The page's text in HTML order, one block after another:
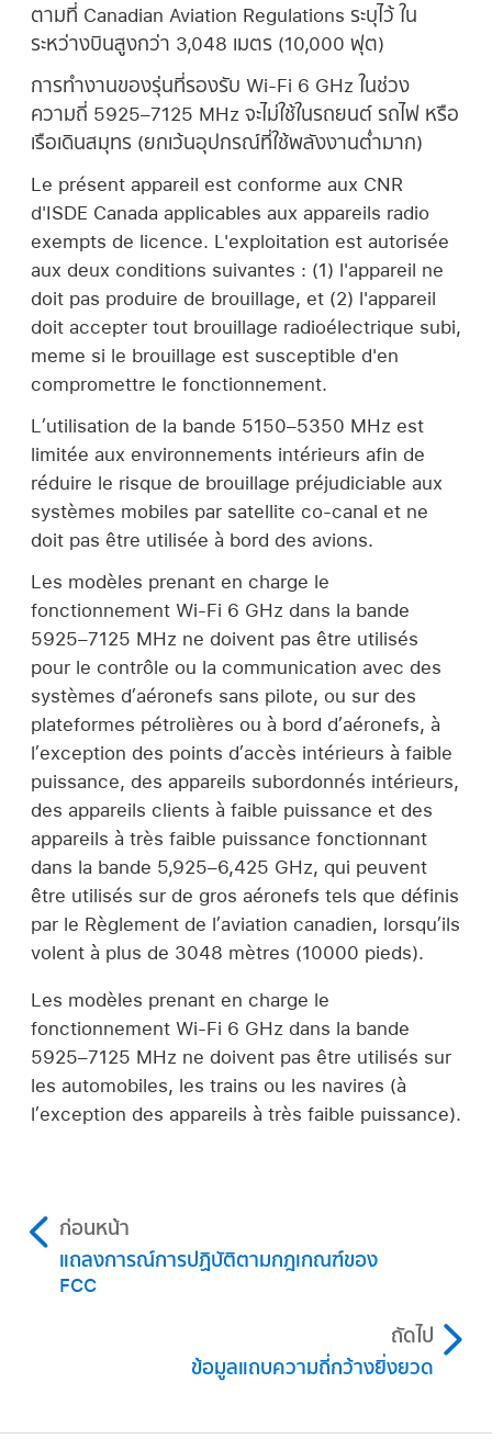
ตามที่ Canadian Aviation Regulations ระบุไว้ ใน
ระหว่างบินสูงกว่า 3,048 เมตร (10,000 ฟุต)
การทำงานของรุ่นที่รองรับ Wi-Fi 6 GHz ในช่วง
ความถี่ 5925–7125 MHz จะไม่ใช้ในรถยนต์ รถไฟ หรือ
เรือเดินสมุทร (ยกเว้นอุปกรณ์ที่ใช้พลังงานต่ำมาก)
Le présent appareil est conforme aux CNR
d'ISDE Canada applicables aux appareils radio
exempts de licence. L'exploitation est autorisée
aux deux conditions suivantes : (1) l'appareil ne
doit pas produire de brouillage, et (2) l'appareil
doit accepter tout brouillage radioélectrique subi,
meme si le brouillage est susceptible d'en
compromettre le fonctionnement.
L’utilisation de la bande 5150–5350 MHz est
limitée aux environnements intérieurs afin de
réduire le risque de brouillage préjudiciable aux
systèmes mobiles par satellite co-canal et ne
doit pas être utilisée à bord des avions.
Les modèles prenant en charge le
fonctionnement Wi-Fi 6 GHz dans la bande
5925–7125 MHz ne doivent pas être utilisés
pour le contrôle ou la communication avec des
systèmes d’aéronefs sans pilote, ou sur des
plateformes pétrolières ou à bord d’aéronefs, à
l’exception des points d’accès intérieurs à faible
puissance, des appareils subordonnés intérieurs,
des appareils clients à faible puissance et des
appareils à très faible puissance fonctionnant
dans la bande 5,925–6,425 GHz, qui peuvent
être utilisés sur de gros aéronefs tels que définis
par le Règlement de l’aviation canadien, lorsqu’ils
volent à plus de 3048 mètres (10000 pieds).
Les modèles prenant en charge le
fonctionnement Wi-Fi 6 GHz dans la bande
5925–7125 MHz ne doivent pas être utilisés sur
les automobiles, les trains ou les navires (à
l’exception des appareils à très faible puissance).
ก่อนหน้า
แถลงการณ์การปฏิบัติตามกฎเกณฑ์ของ
FCC
ถัดไป
ข้อมูลแถบความถี่กว้างยิ่งยวด